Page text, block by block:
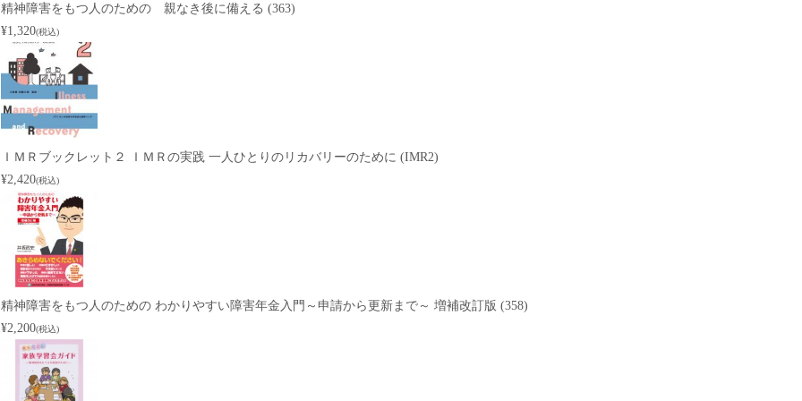
精神障害をもつ人のための 親なき後に備える (363)
¥1,320(税込)
ＩＭＲブックレット２ ＩＭＲの実践 一人ひとりのリカバリーのために (IMR2)
¥2,420(税込)
精神障害をもつ人のための わかりやすい障害年金入門～申請から更新まで～ 増補改訂版 (358)
¥2,200(税込)